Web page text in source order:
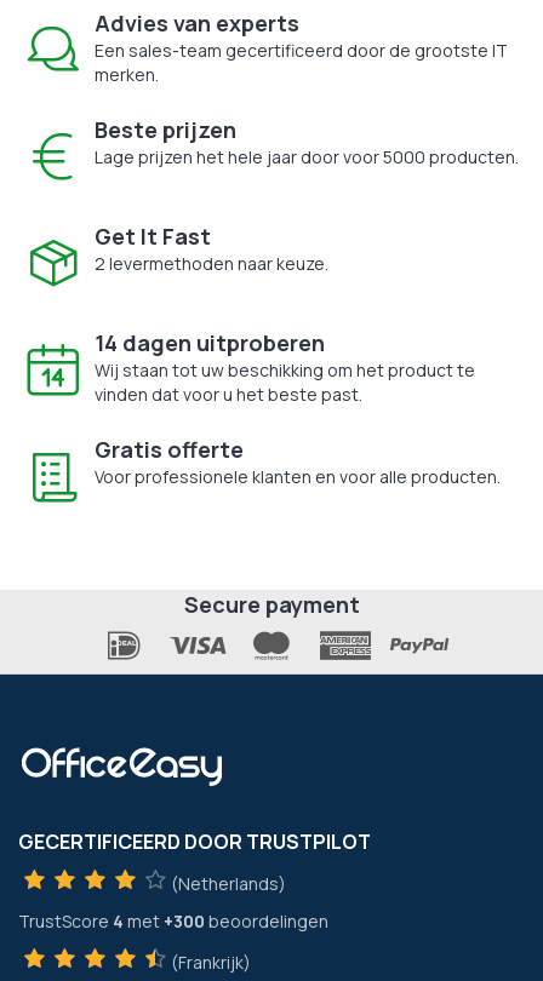
Advies van experts
Een sales-team gecertificeerd door de grootste IT
merken.
Beste prijzen
Lage prijzen het hele jaar door voor 5000 producten.
Get It Fast
2 levermethoden naar keuze.
14 dagen uitproberen
Wij staan tot uw beschikking om het product te
vinden dat voor u het beste past.
Gratis offerte
Voor professionele klanten en voor alle producten.
Secure payment
GECERTIFICEERD DOOR TRUSTPILOT
(Netherlands)
TrustScore 4 met +300 beoordelingen
(Frankrijk)